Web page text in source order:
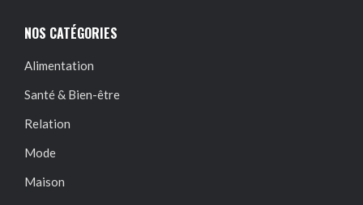
NOS CATÉGORIES
Alimentation
Santé & Bien-être
Relation
Mode
Maison